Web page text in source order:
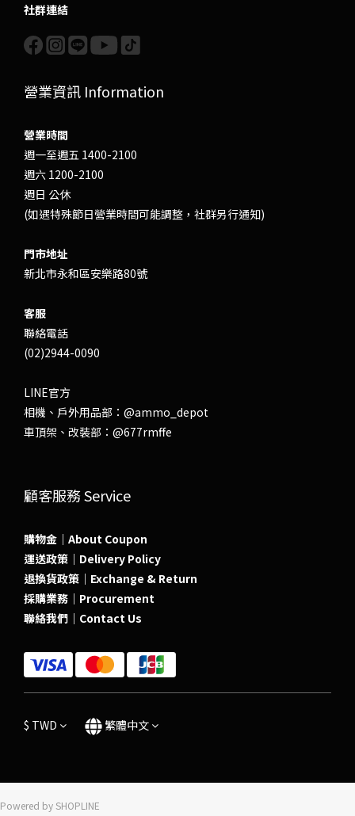
社群連結
營業資訊 Information
營業時間
週一至週五 1400-2100
週六 1200-2100
週日 公休
(如遇特殊節日營業時間可能調整，社群另行通知)
門市地址
新北市永和區安樂路80號
客服
聯絡電話
(02)2944-0090
LINE官方
相機、戶外用品部： @ammo_depot
車頂架、改裝部： @677rmffe
顧客服務 Service
購物金｜About Coupon
運送政策｜Delivery Policy
退換貨政策｜Exchange & Return
採購業務｜Procurement
聯絡我們｜Contact Us
$ TWD 繁體中文
Powered by SHOPLINE